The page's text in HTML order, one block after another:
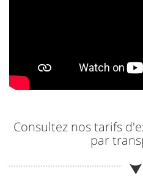
Consultez nos tarifs
par